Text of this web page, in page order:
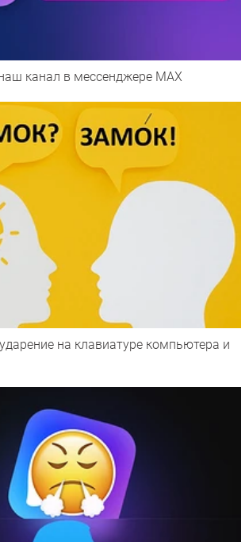
канал в мессенджере МАХ
на клавиатуре компьютера и